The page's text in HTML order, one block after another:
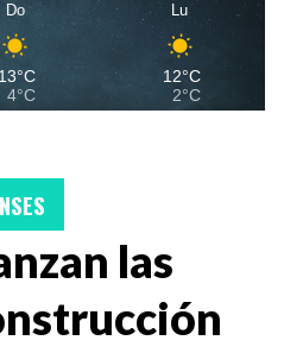
Do
13°C
4°C
Lu
12°C
2°C
las